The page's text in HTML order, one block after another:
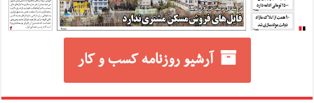
آرشیو روزنامه کسب و کار